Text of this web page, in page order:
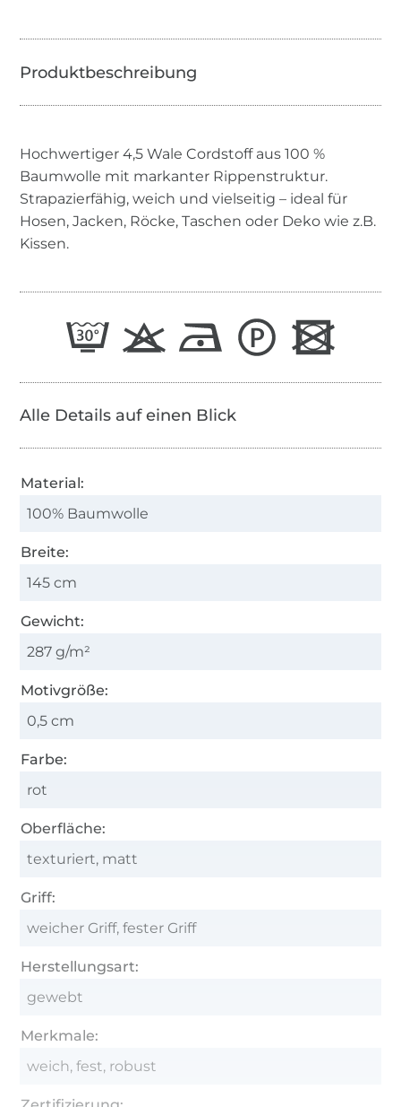
Hochwertiger 4,5 Wale Cordstoff aus 100 %
Baumwolle mit markanter Rippenstruktur.
Strapazierfähig, weich und vielseitig – ideal für
Hosen, Jacken, Röcke, Taschen oder Deko wie z.B.
Kissen.
Alle Details auf einen Blick
Material:
100% Baumwolle
Breite:
145 cm
Gewicht:
287 g/m²
Motivgröße:
0,5 cm
Farbe:
rot
Oberfläche:
texturiert, matt
Griff:
weicher Griff, fester Griff
Herstellungsart:
gewebt
Merkmale:
weich, fest, robust